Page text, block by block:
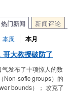
热门新闻
新闻评论
本周 本月
大教授破防了
发布了十项惊人的数
Non-sofic groups）的
bounds）； 攻克了